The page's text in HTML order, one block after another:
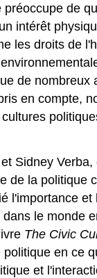
préoccupe de
intérêt
les droits de
de nombreux
en compte,
Sidney
de la politique
l'importance et
le monde
The Civic
en ce
et